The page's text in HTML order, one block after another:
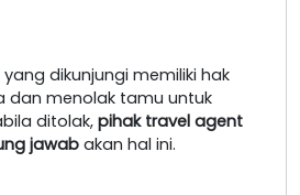
dikunjungi memiliki hak
dan menolak tamu untuk
ditolak, pihak travel agent
jawab akan hal ini.